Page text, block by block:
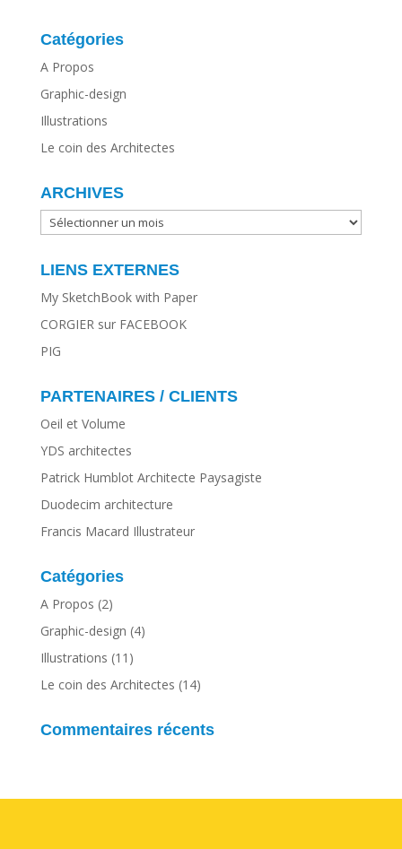
Catégories
A Propos
Graphic-design
Illustrations
Le coin des Architectes
ARCHIVES
ARCHIVES
LIENS EXTERNES
My SketchBook with Paper
CORGIER sur FACEBOOK
PIG
PARTENAIRES / CLIENTS
Oeil et Volume
YDS architectes
Patrick Humblot Architecte Paysagiste
Duodecim architecture
Francis Macard Illustrateur
Catégories
A Propos (2)
Graphic-design (4)
Illustrations (11)
Le coin des Architectes (14)
Commentaires récents